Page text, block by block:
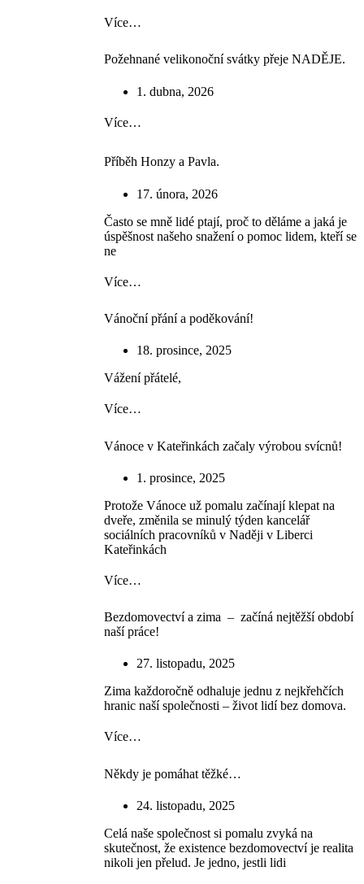
Více…
Požehnané velikonoční svátky přeje NADĚJE.
1. dubna, 2026
Více…
Příběh Honzy a Pavla.
17. února, 2026
Často se mně lidé ptají, proč to děláme a jaká je
úspěšnost našeho snažení o pomoc lidem, kteří se
ne
Více…
Vánoční přání a poděkování!
18. prosince, 2025
Vážení přátelé,
Více…
Vánoce v Kateřinkách začaly výrobou svícnů!
1. prosince, 2025
Protože Vánoce už pomalu začínají klepat na
dveře, změnila se minulý týden kancelář
sociálních pracovníků v Naději v Liberci
Kateřinkách
Více…
Bezdomovectví a zima – začíná nejtěžší období
naší práce!
27. listopadu, 2025
Zima každoročně odhaluje jednu z nejkřehčích
hranic naší společnosti – život lidí bez domova.
Více…
Někdy je pomáhat těžké…
24. listopadu, 2025
Celá naše společnost si pomalu zvyká na
skutečnost, že existence bezdomovectví je realita
nikoli jen přelud. Je jedno, jestli lidi